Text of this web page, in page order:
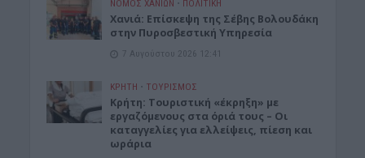
ΝΟΜΌΣ ΧΑΝΊΩΝ • ΠΟΛΙΤΙΚΗ
Xανιά: Επίσκεψη της Σέβης Βολουδάκη
στην Πυροσβεστική Υπηρεσία
7 Αυγούστου 2026 12:41
ΚΡΗΤΗ • ΤΟΥΡΙΣΜΟΣ
Κρήτη: Τουριστική «έκρηξη» με
εργαζόμενους στα όριά τους – Οι
καταγγελίες για ελλείψεις, πίεση και
ωράρια